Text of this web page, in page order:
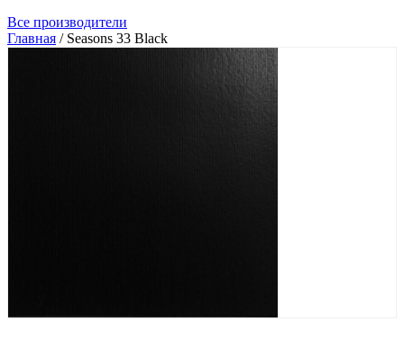
Все производители
Главная / Seasons 33 Black